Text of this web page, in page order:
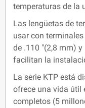
temperaturas de la
Las lengüetas de
usar con
de .110 "(2,8 mm)
facilitan la
La serie KTP está
ofrece una vida útil
completos (5